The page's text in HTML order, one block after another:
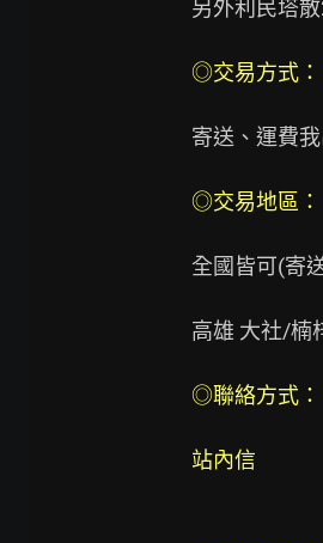
另外利民塔
◎交易方式：
寄送、運費
◎交易地區：
全國皆可(寄
高雄 大社/楠
◎聯絡方式：
站內信